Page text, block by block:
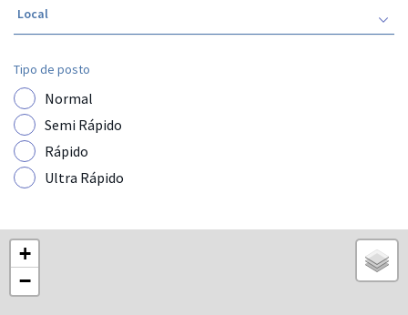
Local
Tipo de posto
Normal
Semi Rápido
Rápido
Ultra Rápido
+
−